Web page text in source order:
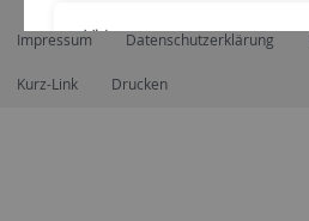
Impressum Datenschutzerklärung
Kurz-Link Drucken
Videos